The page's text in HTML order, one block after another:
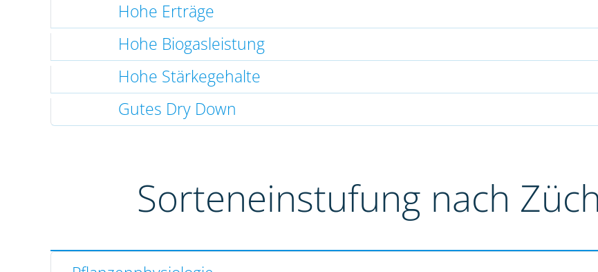
Hohe Erträge
Hohe Biogasleistung
Hohe Stärkegehalte
Gutes Dry Down
Sorteneinstufung nach